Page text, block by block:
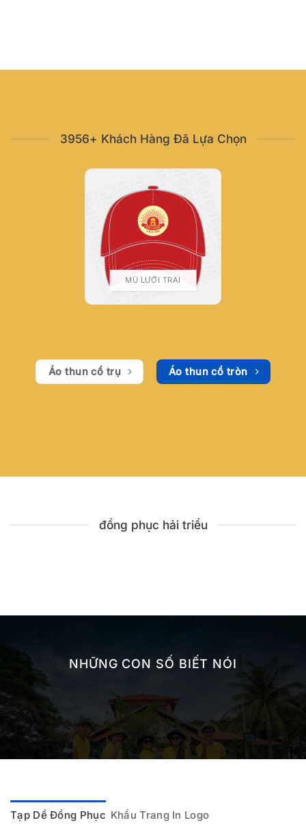
3956+ Khách Hàng Đã Lựa Chọn
MŨ LƯỠI TRAI
Áo thun cổ trụ Áo thun cổ tròn
đồng phục hải triều
NHỮNG CON SỐ BIẾT NÓI
Tạp Dề Đồng Phục Khẩu Trang In Logo